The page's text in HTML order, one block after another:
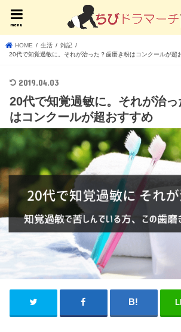
menu
HOME 生活
雑記
20代で知覚過敏に。それが治った？歯磨き粉はコンクールが超
2019.04.03
20代で知覚過敏に。それが治
はコンクールが超おすすめ